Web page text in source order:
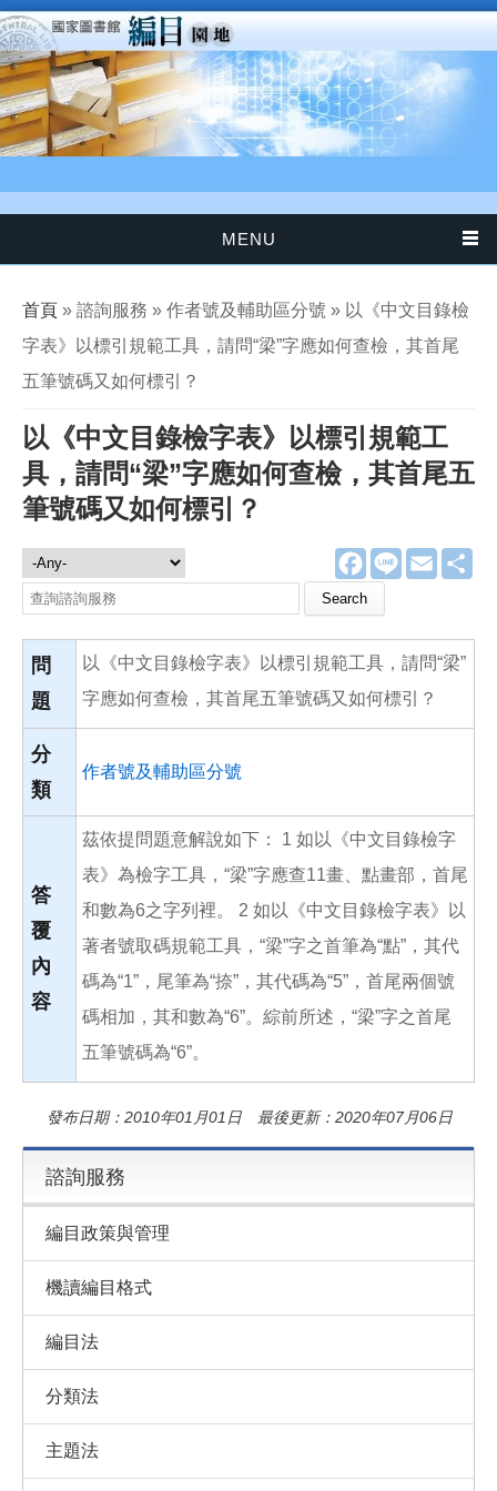
移至主內容
MENU
您在這裡
首頁 » 諮詢服務 » 作者號及輔助區分號 » 以《中文目錄檢
字表》以標引規範工具，請問“梁”字應如何查檢，其首尾
五筆號碼又如何標引？
以《中文目錄檢字表》以標引規範工
具，請問“梁”字應如何查檢，其首尾五
筆號碼又如何標引？
F
a
e
o
o
L
E
m
諮詢服務
Search this site
問
題
以《中文目錄檢字表》以標引規範工具，請問“梁”
字應如何查檢，其首尾五筆號碼又如何標引？
分
類
作者號及輔助區分號
答
覆
內
容
茲依提問題意解說如下： 1 如以《中文目錄檢字
表》為檢字工具，“梁”字應查11畫、點畫部，首尾
和數為6之字列裡。 2 如以《中文目錄檢字表》以
著者號取碼規範工具，“梁”字之首筆為“點”，其代
碼為“1”，尾筆為“捺”，其代碼為“5”，首尾兩個號
碼相加，其和數為“6”。綜前所述，“梁”字之首尾
五筆號碼為“6”。
發布日期：2010年01月01日 最後更新：2020年07月06日
諮詢服務
編目政策與管理
機讀編目格式
編目法
分類法
主題法